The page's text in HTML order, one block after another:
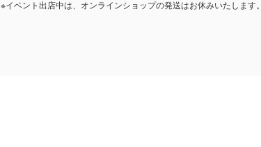
※イベント出店中は、オンラインショップの発送はお休みいたします。